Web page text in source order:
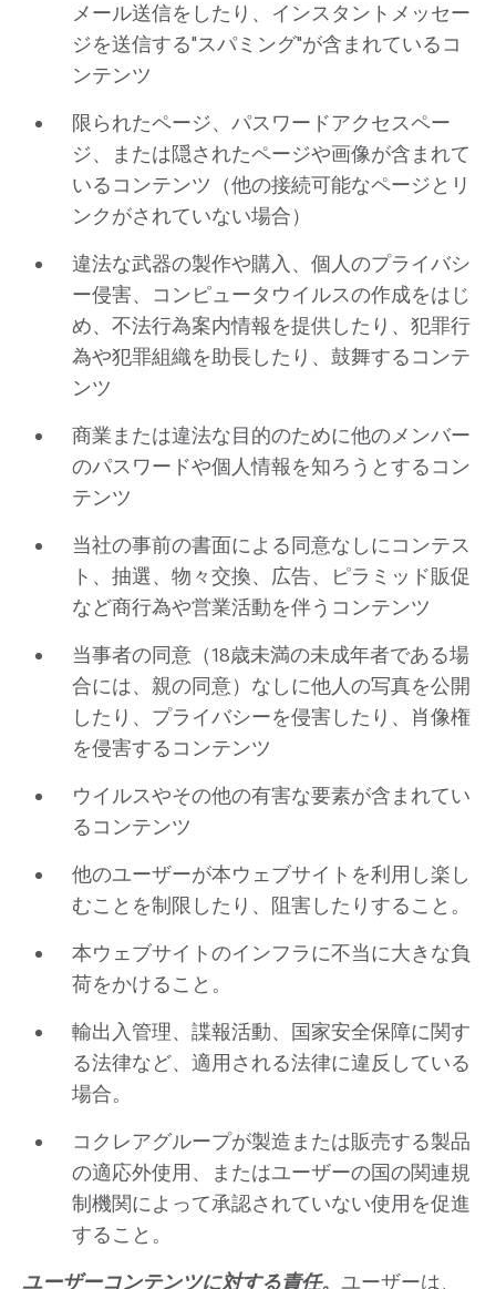
メール送信をしたり、インスタントメッセー
ジを送信する"スパミング"が含まれているコ
ンテンツ
限られたページ、パスワードアクセスペー
ジ、または隠されたページや画像が含まれて
いるコンテンツ（他の接続可能なページとリ
ンクがされていない場合）
違法な武器の製作や購入、個人のプライバシ
ー侵害、コンピュータウイルスの作成をはじ
め、不法行為案内情報を提供したり、犯罪行
為や犯罪組織を助長したり、鼓舞するコンテ
ンツ
商業または違法な目的のために他のメンバー
のパスワードや個人情報を知ろうとするコン
テンツ
当社の事前の書面による同意なしにコンテス
ト、抽選、物々交換、広告、ピラミッド販促
など商行為や営業活動を伴うコンテンツ
当事者の同意（18歳未満の未成年者である場
合には、親の同意）なしに他人の写真を公開
したり、プライバシーを侵害したり、肖像権
を侵害するコンテンツ
ウイルスやその他の有害な要素が含まれてい
るコンテンツ
他のユーザーが本ウェブサイトを利用し楽し
むことを制限したり、阻害したりすること。
本ウェブサイトのインフラに不当に大きな負
荷をかけること。
輸出入管理、諜報活動、国家安全保障に関す
る法律など、適用される法律に違反している
場合。
コクレアグループが製造または販売する製品
の適応外使用、またはユーザーの国の関連規
制機関によって承認されていない使用を促進
すること。
ユーザーコンテンツに対する責任。 ユーザーは、